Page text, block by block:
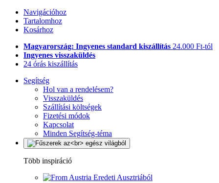
Navigációhoz
Tartalomhoz
Kosárhoz
Magyarország: Ingyenes standard kiszállítás 24.000 Ft-tól
Ingyenes visszaküldés
24 órás kiszállítás
Segítség
Hol van a rendelésem?
Visszaküldés
Szállítási költségek
Fizetési módok
Kapcsolat
Minden Segítség-téma
Több inspiráció
Eredeti Ausztriából